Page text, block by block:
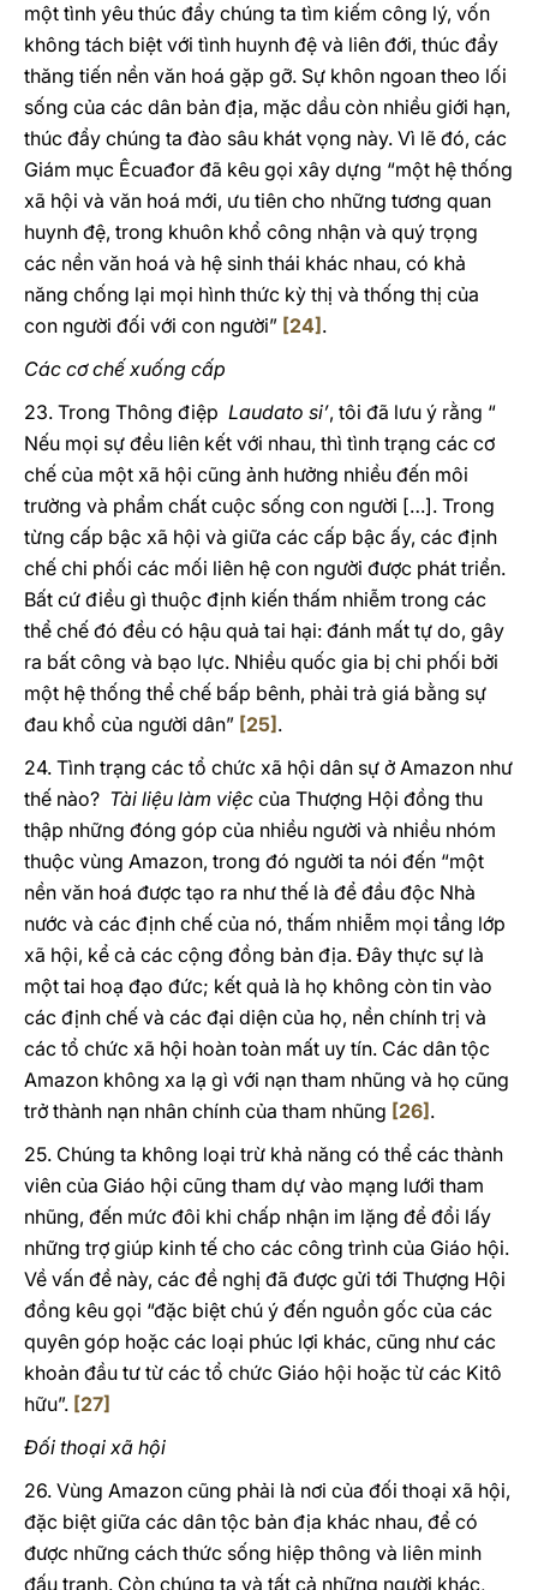
một tình yêu thúc đẩy chúng ta tìm kiếm công lý, vốn
không tách biệt với tình huynh đệ và liên đới, thúc đẩy
thăng tiến nền văn hoá gặp gỡ. Sự khôn ngoan theo lối
sống của các dân bản địa, mặc dầu còn nhiều giới hạn,
thúc đẩy chúng ta đào sâu khát vọng này. Vì lẽ đó, các
Giám mục Êcuađor đã kêu gọi xây dựng “một hệ thống
xã hội và văn hoá mới, ưu tiên cho những tương quan
huynh đệ, trong khuôn khổ công nhận và quý trọng
các nền văn hoá và hệ sinh thái khác nhau, có khả
năng chống lại mọi hình thức kỳ thị và thống thị của
con người đối với con người” [24] .
Các cơ chế xuống cấp
23. Trong Thông điệp Laudato si’, tôi đã lưu ý rằng “
Nếu mọi sự đều liên kết với nhau, thì tình trạng các cơ
chế của một xã hội cũng ảnh hưởng nhiều đến môi
trường và phẩm chất cuộc sống con người […]. Trong
từng cấp bậc xã hội và giữa các cấp bậc ấy, các định
chế chi phối các mối liên hệ con người được phát triển.
Bất cứ điều gì thuộc định kiến thấm nhiễm trong các
thể chế đó đều có hậu quả tai hại: đánh mất tự do, gây
ra bất công và bạo lực. Nhiều quốc gia bị chi phối bởi
một hệ thống thể chế bấp bênh, phải trả giá bằng sự
đau khổ của người dân” [25] .
24. Tình trạng các tổ chức xã hội dân sự ở Amazon như
thế nào? Tài liệu làm việc của Thượng Hội đồng thu
thập những đóng góp của nhiều người và nhiều nhóm
thuộc vùng Amazon, trong đó người ta nói đến “một
nền văn hoá được tạo ra như thế là để đầu độc Nhà
nước và các định chế của nó, thấm nhiễm mọi tầng lớp
xã hội, kể cả các cộng đồng bản địa. Đây thực sự là
một tai hoạ đạo đức; kết quả là họ không còn tin vào
các định chế và các đại diện của họ, nền chính trị và
các tổ chức xã hội hoàn toàn mất uy tín. Các dân tộc
Amazon không xa lạ gì với nạn tham nhũng và họ cũng
trở thành nạn nhân chính của tham nhũng [26] .
25. Chúng ta không loại trừ khả năng có thể các thành
viên của Giáo hội cũng tham dự vào mạng lưới tham
nhũng, đến mức đôi khi chấp nhận im lặng để đổi lấy
những trợ giúp kinh tế cho các công trình của Giáo hội.
Về vấn đề này, các đề nghị đã được gửi tới Thượng Hội
đồng kêu gọi “đặc biệt chú ý đến nguồn gốc của các
quyên góp hoặc các loại phúc lợi khác, cũng như các
khoản đầu tư từ các tổ chức Giáo hội hoặc từ các Kitô
hữu”. [27]
Đối thoại xã hội
26. Vùng Amazon cũng phải là nơi của đối thoại xã hội,
đặc biệt giữa các dân tộc bản địa khác nhau, để có
được những cách thức sống hiệp thông và liên minh
đấu tranh. Còn chúng ta và tất cả những người khác,